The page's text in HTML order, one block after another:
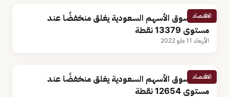
الاقتصاد
مؤشر سوق الأسهم السعودية يغلق منخفضًا عند
مستوى 13379 نقطة
الأربعاء 11 مايو 2022
الاقتصاد
مؤشر سوق الأسهم السعودية يغلق منخفضًا عند
مستوى 12654 نقطة